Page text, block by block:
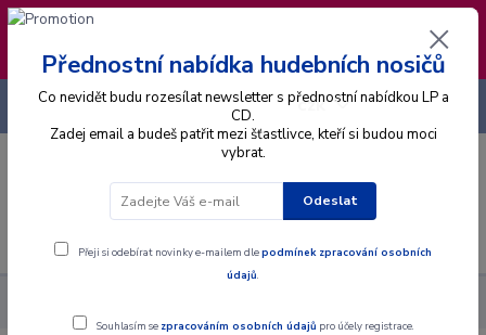
❣️ Od 4.8. do 13.8. čerpám dovolenou. Datum
expedice objednávek se posouvá na pátek
14.8.2026 🐋
CZK
+420 725 736 293
Přednostní nabídka hudebních nosičů
Co nevidět budu rozesílat newsletter s přednostní nabídkou LP a
CD.
Zadej email a budeš patřit mezi šťastlivce, kteří si budou moci
vybrat.
Odeslat
Přeji si odebírat novinky e-mailem dlepodmínek zpracování osobních
údajů.
Souhlasím se zpracováním osobních údajů pro účely registrace.